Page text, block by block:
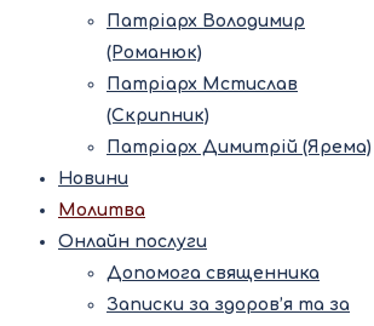
Патріарх Володимир
(Романюк)
Патріарх Мстислав
(Скрипник)
Патріарх Димитрій (Ярема)
Новини
Молитва
Онлайн послуги
Допомога священника
Записки за здоров’я та за